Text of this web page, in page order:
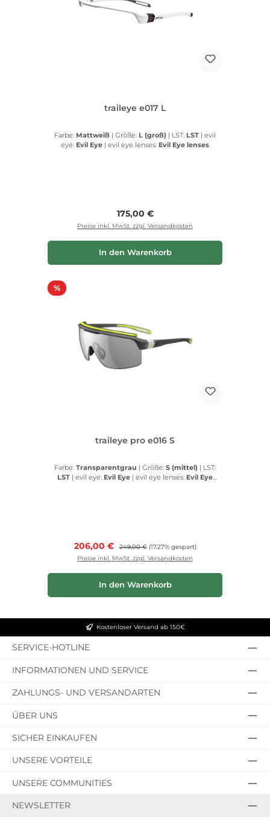
traileye e017 L
Farbe: Mattweiß | Größe: L (groß) | LST: LST |
eye: Evil Eye | evil eye lenses: Evil Eye lenses
Regulärer Preis:
175,00 €
Preise inkl. MwSt. zzgl. Versandkosten
In den Warenkorb
%Rabatt
traileye pro e016 S
Farbe: Transparentgrau | Größe: S (mittel) | LST:
LST | evil eye: Evil Eye | evil eye lenses: Evil Eye
Verkaufspreis:
206,00 € Regulärer Preis:
249,00 € (17.27% gespart)
Preise inkl. MwSt. zzgl. Versandkosten
In den Warenkorb
Kostenloser Versand ab 150€
SERVICE-HOTLINE
INFORMATIONEN UND SERVICE
ZAHLUNGS- UND VERSANDARTEN
ÜBER UNS
SICHER EINKAUFEN
UNSERE VORTEILE
UNSERE COMMUNITIES
NEWSLETTER